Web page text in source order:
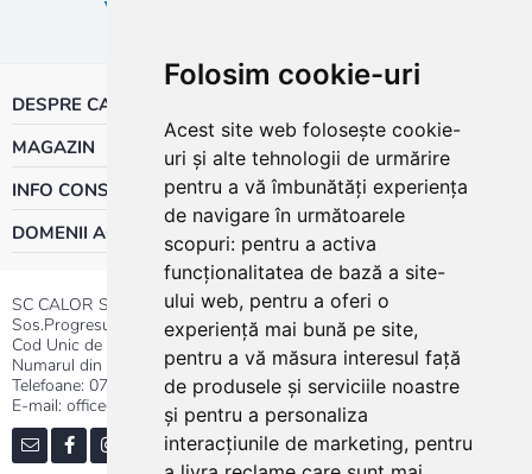
Folosim cookie-uri
Acest site web folosește cookie-
uri și alte tehnologii de urmărire
pentru a vă îmbunătăți experiența
de navigare în următoarele
scopuri: pentru a activa
funcționalitatea de bază a site-
ului web, pentru a oferi o
experiență mai bună pe site,
pentru a vă măsura interesul față
de produsele și serviciile noastre
și pentru a personaliza
interacțiunile de marketing, pentru
DESPRE CALOR
MAGAZIN
INFO CONSUMATOR
DOMENII ACTIVITATE
SC CALOR SRL
Sos.Progresului nr.30-40, Sector 5, Bucuresti
Cod Unic de Inregistrare: RO 3004724
Numarul din Registrul Comertului:J40/13176/1991
Telefoane: 0737.23.44.44|021.411.44.44
E-mail: office@calor.ro